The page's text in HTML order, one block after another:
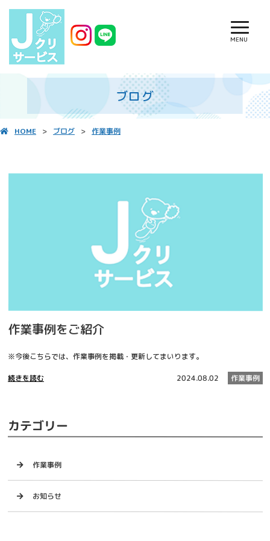
MENU
ブログ
HOME ブログ 作業事例
作業事例をご紹介
※今後こちらでは、作業事例を掲載・更新してまいります。
続きを読む 2024.08.02 作業事例
カテゴリー
作業事例
お知らせ